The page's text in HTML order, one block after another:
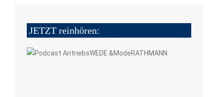
JETZT reinhören: